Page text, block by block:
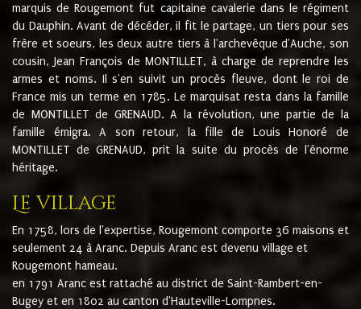
marquis de Rougemont fut capitaine cavalerie dans le régiment
du Dauphin. Avant de décéder, il fit le partage, un tiers pour ses
frère et soeurs, les deux autre tiers à l'archevêque d'Auche, son
cousin, Jean François de MONTILLET, à charge de reprendre les
armes et noms. Il s'en suivit un procès fleuve, dont le roi de
France mis un terme en 1785. Le marquisat resta dans la famille
de MONTILLET de GRENAUD. A la révolution, une partie de la
famille émigra. A son retour, la fille de Louis Honoré de
MONTILLET de GRENAUD, prit la suite du procès de l'énorme
héritage.
Le village
En 1758, lors de l'expertise, Rougemont comporte 36 maisons et
seulement 24 à Aranc. Depuis Aranc est devenu village et
Rougemont hameau.
en 1791 Aranc est rattaché au district de Saint-Rambert-en-
Bugey et en 1802 au canton d'Hauteville-Lompnes.